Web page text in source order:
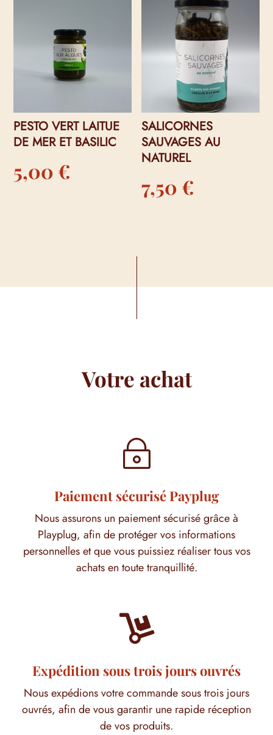
PESTO VERT LAITUE
DE MER ET BASILIC
5,00 €
SALICORNES
SAUVAGES AU
NATUREL
7,50 €
Votre achat
~
Paiement sécurisé Payplug
Nous assurons un paiement sécurisé grâce à
Playplug, afin de protéger vos informations
personnelles et que vous puissiez réaliser tous vos
achats en toute tranquillité.

Expédition sous trois jours ouvrés
Nous expédions votre commande sous trois jours
ouvrés, afin de vous garantir une rapide réception
de vos produits.